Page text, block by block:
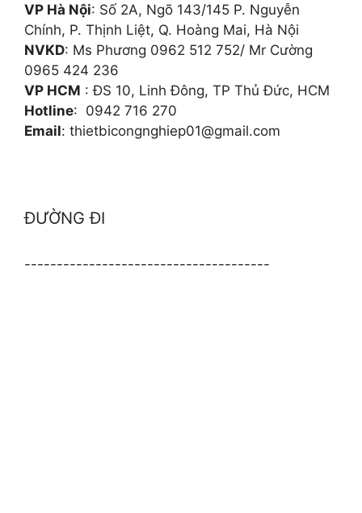
VP Hà Nội: Số 2A, Ngõ 143/145 P. Nguyễn
Chính, P. Thịnh Liệt, Q. Hoàng Mai, Hà Nội
NVKD: Ms Phương 0962 512 752/ Mr Cường
0965 424 236
VP HCM : ĐS 10, Linh Đông, TP Thủ Đức, HCM
Hotline: 0942 716 270
Email: thietbicongnghiep01@gmail.com
ĐƯỜNG ĐI
--------------------------------------